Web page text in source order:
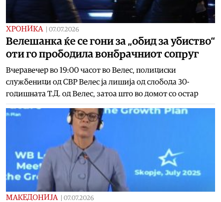
ХРОНИКА 07.07.2026
Велешанка ќе се гони за „обид за убиство“
оти го прободила вонбрачниот сопруг
Вчеравечер во 19:00 часот во Велес, полициски
службеници од СВР Велес ја лишија од слобода 30-
годишната Т.Д. од Велес, затоа што во домот со остар
МАКЕДОНИЈА 07.07.2026